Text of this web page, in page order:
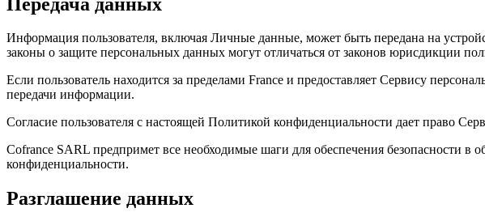
Информация пользователя, включая Личные данные, может быть передана на
законы о защите персональных данных могут отличаться от законов юрисдикции
Если пользователь находится за пределами France и предоставляет Сервису
передачи информации.
Согласие пользователя с настоящей Политикой конфиденциальности дает право
Cofrance SARL предпримет все необходимые шаги для обеспечения безопасности в
конфиденциальности.
Разглашение данных